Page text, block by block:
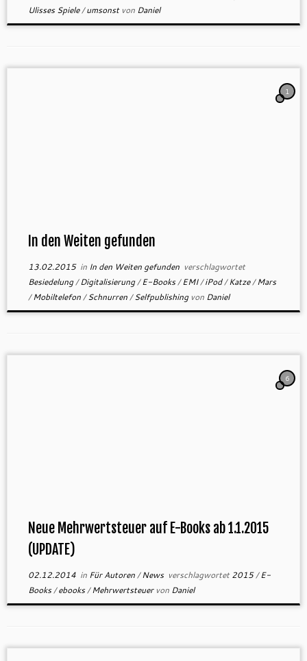
Ulisses Spiele/umsonst von Daniel
1
In den Weiten gefunden
13.02.2015in In den Weiten gefunden verschlagwortet
Besiedelung/Digitalisierung/E-Books/EMI/iPod/Katze/Mars
/Mobiltelefon/Schnurren/Selfpublishing von Daniel
6
Neue Mehrwertsteuer auf E-Books ab 1.1.2015
(UPDATE)
02.12.2014in Für Autoren/News verschlagwortet2015/E-
Books/ebooks/Mehrwertsteuer von Daniel